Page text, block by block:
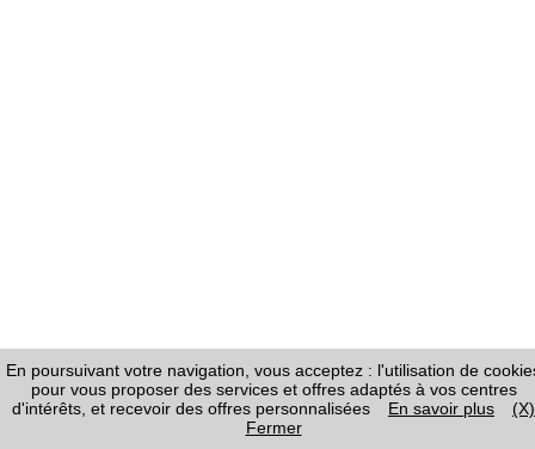
En poursuivant votre navigation, vous acceptez : l'utilisation de
pour vous proposer des services et offres adaptés à vos centres
d'intérêts, et recevoir des offres personnalisées
En savoir plus
(X)
Fermer